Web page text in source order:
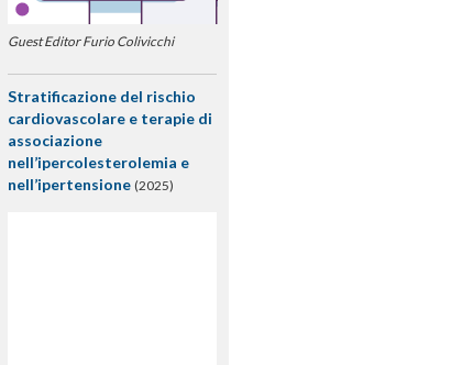
Guest Editor Furio Colivicchi
Stratificazione del rischio
cardiovascolare e terapie di
associazione
nell’ipercolesterolemia e
nell’ipertensione (2025)